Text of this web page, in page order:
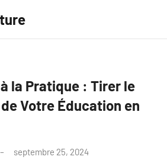
la Pratique : Tirer le
Votre Éducation en
septembre 25, 2024